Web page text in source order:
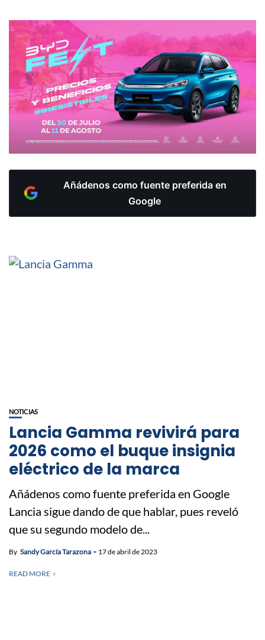
Añádenos como fuente preferida en
Google
NOTICIAS
Lancia Gamma revivirá para
2026 como el buque insignia
eléctrico de la marca
Añádenos como fuente preferida en Google
Lancia sigue dando de que hablar, pues reveló
que su segundo modelo de...
By Sandy García Tarazona 17 de abril de 2023
READ MORE